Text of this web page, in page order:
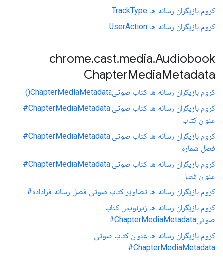
کروم بازیگران رسانه ها TrackType
کروم بازیگران رسانه ها UserAction
chrome.cast.media.Audiobook
ChapterMediaMetadata
کروم بازیگران رسانه ها کتاب صوتیChapterMediaMetadata()
کروم بازیگران رسانه ها کتاب صوتی ChapterMediaMetadata#
عنوان کتاب
کروم بازیگران رسانه ها کتاب صوتی ChapterMediaMetadata#
فصل شماره
کروم بازیگران رسانه ها کتاب صوتی ChapterMediaMetadata#
عنوان فصل
کروم بازیگران رسانه ها تصاویر کتاب صوتی فصل رسانه فراداده#
کروم بازیگران رسانه ها زیرنویس کتاب
صوتیChapterMediaMetadata#
کروم بازیگران رسانه ها عنوان کتاب صوتی
ChapterMediaMetadata#